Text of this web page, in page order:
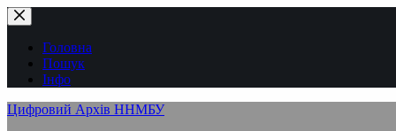
Перейти
до
вмістуГоловна
Пошук
Інфо
Цифровий Архів ННМБУ